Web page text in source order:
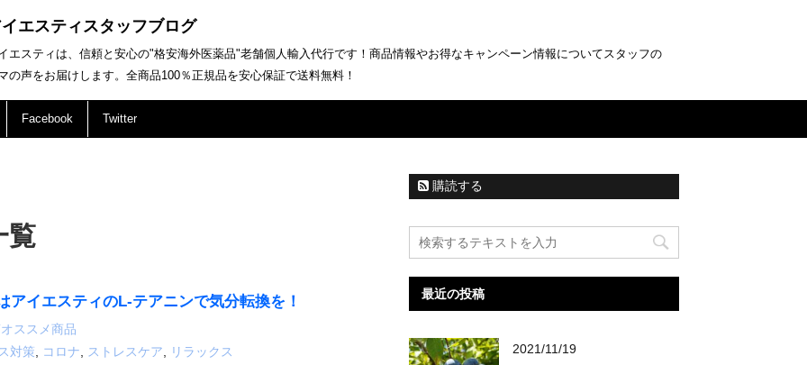
エスティスタッフブログ
エスティは、信頼と安心の"格安海外医薬品"老舗個人輸入代行です！商品情報やお得なキャンペーン情報についてスタッフの
の声をお届けします。全商品100％正規品を安心保証で送料無料！
Facebook Twitter
覧
アイエスティのL-テアニンで気分転換を！
ススメ商品
対策 コロナ ストレスケア
リラックス
購読する
最近の投稿
2021/11/19